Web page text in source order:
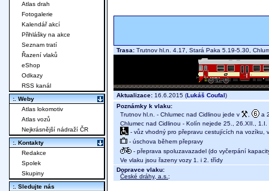
Trasa: Trutnov hl.n. 4.17, Stará Paka 5.19-5.30,
Aktualizace: 16.6.2015 (Lukáš Coufal)
Poznámky k vlaku:
Trutnov hl.n. - Chlumec nad Cidlinou jede v
a
Chlumec nad Cidlinou - Kolín nejede 25., 26.XII., 1.I.
- vůz vhodný pro přepravu cestujících na vozíku,
- úschova během přepravy
- přeprava spoluzavazadel (do vyčerpání
Ve vlaku jsou řazeny vozy 1. i 2. třídy
Dopravce vlaku:
České dráhy, a.s. ;
Atlas drah
Fotogalerie
Kalendář akcí
Přihlášky na akce
Seznam tratí
Řazení vlaků
eShop
Odkazy
RSS kanál
:. Weby
Atlas lokomotiv
Atlas vozů
Nejkrásnější nádraží ČR
:. Kontakty
Redakce
Spolek
Skupiny
:. Sledujte nás